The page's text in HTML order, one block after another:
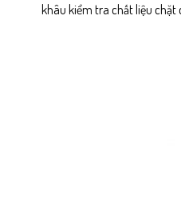
khâu kiểm tra chất liệu